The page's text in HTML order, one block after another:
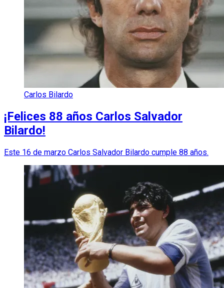
Carlos Bilardo
¡Felices 88 años Carlos Salvador
Bilardo!
Este 16 de marzo Carlos Salvador Bilardo cumple 88 años.